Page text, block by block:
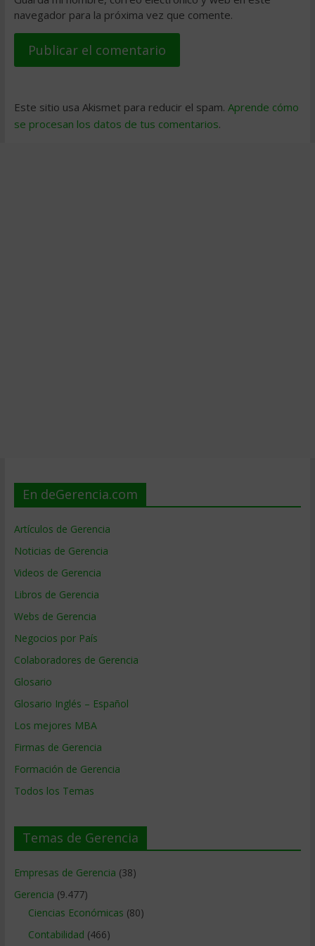
navegador para la próxima vez que comente.
Este sitio usa Akismet para reducir el spam. Aprende cómo
se procesan los datos de tus comentarios.
En deGerencia.com
Artículos de Gerencia
Noticias de Gerencia
Videos de Gerencia
Libros de Gerencia
Webs de Gerencia
Negocios por País
Colaboradores de Gerencia
Glosario
Glosario Inglés – Español
Los mejores MBA
Firmas de Gerencia
Formación de Gerencia
Todos los Temas
Temas de Gerencia
Empresas de Gerencia (38)
Gerencia (9.477)
Ciencias Económicas (80)
Contabilidad (466)